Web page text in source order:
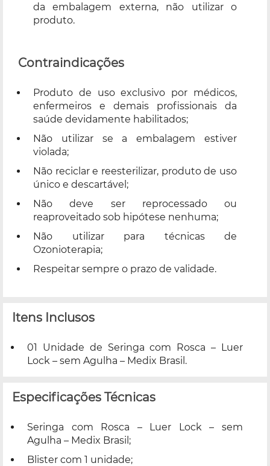
da embalagem externa, não utilizar o
produto.
Contraindicações
Produto de uso exclusivo por médicos,
enfermeiros e demais profissionais da
saúde devidamente habilitados;
Não utilizar se a embalagem estiver
violada;
Não reciclar e reesterilizar, produto de uso
único e descartável;
Não deve ser reprocessado ou
reaproveitado sob hipótese nenhuma;
Não utilizar para técnicas de
Ozonioterapia;
Respeitar sempre o prazo de validade.
Itens Inclusos
01 Unidade de Seringa com Rosca – Luer
Lock – sem Agulha – Medix Brasil.
Especificações Técnicas
Seringa com Rosca – Luer Lock – sem
Agulha – Medix Brasil;
Blister com 1 unidade;